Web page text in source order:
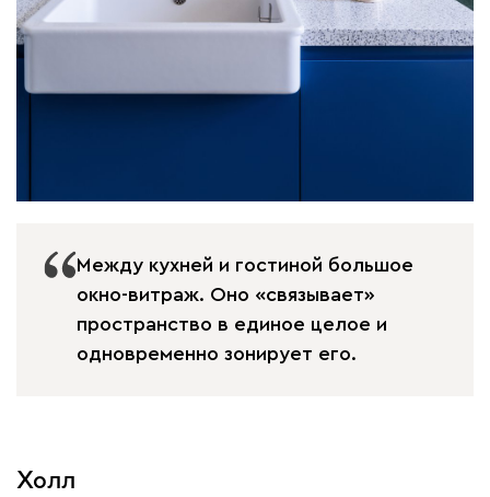
Между кухней и гостиной большое
окно-витраж. Оно «связывает»
пространство в единое целое и
одновременно зонирует его.
Холл